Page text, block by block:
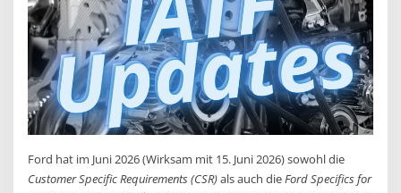
Ford hat im Juni 2026 (Wirksam mit 15. Juni 2026) sowohl die
Customer Specific Requirements (CSR)als auch dieFord Specifics for